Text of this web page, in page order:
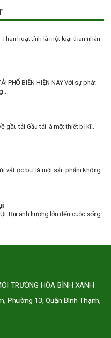
Than hoạt tính là một loại than nhân
PHỔ BIẾN HIỆN NAY Với sự phát
gầu tải Gầu tải là một thiết bị kĩ...
vải lọc bụi là một sản phẩm không
Bụi ảnh hưởng lớn đến cuộc sống
TRƯỜNG HÒA BÌNH XANH
Phường 13, Quận Bình Thạnh,